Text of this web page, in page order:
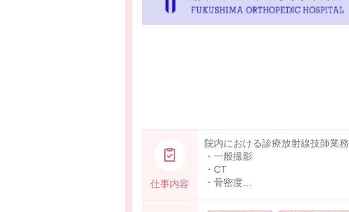
仕事内容
院内における診療放射線技師業務
・一般撮影
・CT
・骨密度